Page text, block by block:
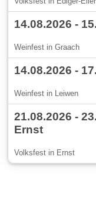
14.08.2026 -
Weinfest in Graach
14.08.2026 -
Weinfest in Leiwen
21.08.2026 -
Ernst
Volksfest in Ernst